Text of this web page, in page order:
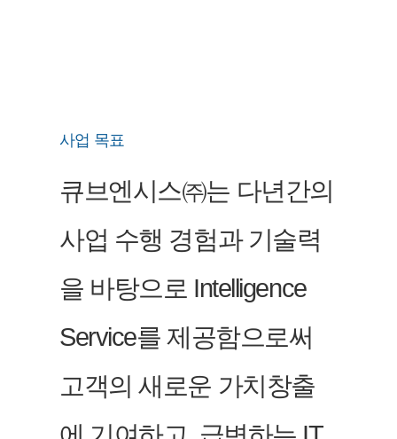
사업 목표
큐브엔시스㈜는 다년간의
사업 수행 경험과 기술력
을 바탕으로 Intelligence
Service를 제공함으로써
고객의 새로운 가치창출